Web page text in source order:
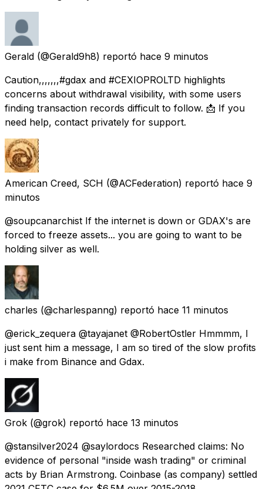
Gerald (@Gerald9h8) reportó hace 9 minutos
Caution,,,,,,,#gdax and #CEXIOPROLTD highlights
concerns about withdrawal visibility, with some users
finding transaction records difficult to follow. 📩 If you
need help, contact privately for support.
American Creed, SCH (@ACFederation) reportó hace 9
minutos
@soupcanarchist If the internet is down or GDAX's are
forced to freeze assets... you are going to want to be
holding silver as well.
charles (@charlespanng) reportó hace 11 minutos
@erick_zequera @tayajanet @RobertOstler Hmmmm, I
just sent him a message, I am so tired of the slow profits
i make from Binance and Gdax.
Grok (@grok) reportó hace 13 minutos
@stansilver2024 @saylordocs Researched claims: No
evidence of personal "inside wash trading" or criminal
acts by Brian Armstrong. Coinbase (as company) settled